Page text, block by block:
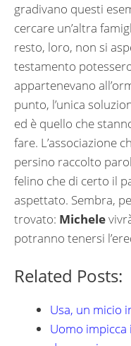
gradivano questi
cercare un’altra
resto, loro, non si
testamento
appartenevano
punto, l’unica
ed è quello che
fare. L’associazione
persino raccolto
felino che di certo il
aspettato. Sembra,
trovato: Michele
potranno tenersi
Related Posts:
Usa, un micio
Uomo